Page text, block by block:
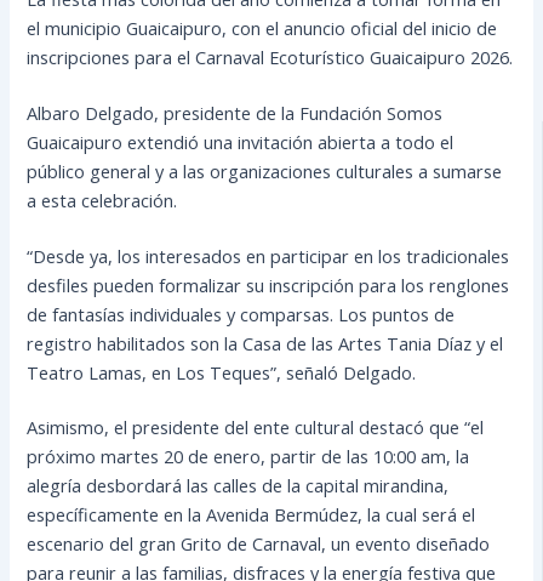
el municipio Guaicaipuro, con el anuncio oficial del inicio de
inscripciones para el Carnaval Ecoturístico Guaicaipuro 2026.
Albaro Delgado, presidente de la Fundación Somos
Guaicaipuro extendió una invitación abierta a todo el
público general y a las organizaciones culturales a sumarse
a esta celebración.
“Desde ya, los interesados en participar en los tradicionales
desfiles pueden formalizar su inscripción para los renglones
de fantasías individuales y comparsas. Los puntos de
registro habilitados son la Casa de las Artes Tania Díaz y el
Teatro Lamas, en Los Teques”, señaló Delgado.
Asimismo, el presidente del ente cultural destacó que “el
próximo martes 20 de enero, partir de las 10:00 am, la
alegría desbordará las calles de la capital mirandina,
específicamente en la Avenida Bermúdez, la cual será el
escenario del gran Grito de Carnaval, un evento diseñado
para reunir a las familias, disfraces y la energía festiva que